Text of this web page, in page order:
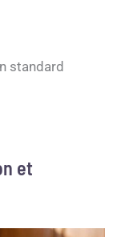
et